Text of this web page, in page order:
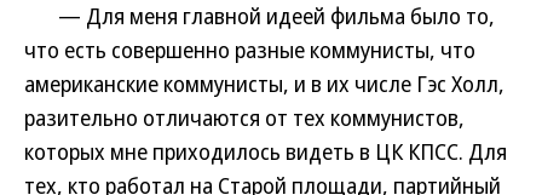
— Для меня главной идеей фильма было то,
что есть совершенно разные коммунисты, что
американские коммунисты, и в их числе Гэс Холл,
разительно отличаются от тех коммунистов,
которых мне приходилось видеть в ЦК КПСС. Для
тех, кто работал на Старой площади, партийный